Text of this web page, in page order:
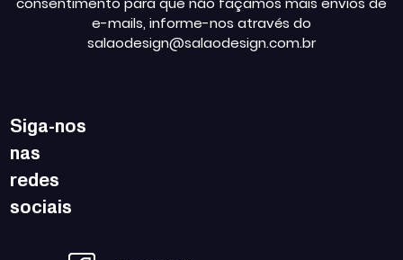
e-mails, informe-nos através do
salaodesign@salaodesign.com.br
Siga-nos
nas
redes
sociais